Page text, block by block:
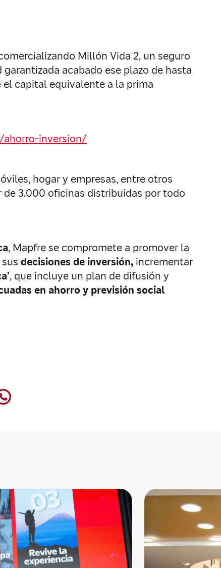
Millón Vida 2, un seguro
acabado ese plazo de hasta
el capital equivalente a la prima
inversion/
hogar y empresas, entre otros
de 3.000 oficinas distribuidas por todo
, Mapfre se compromete a promover la
decisiones de inversión, incrementar
, que incluye un plan de difusión y
en ahorro y previsión social